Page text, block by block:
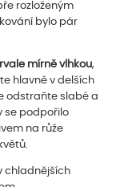
rozloženým
bylo pár
mírně vlhkou,
hlavně v delších
odstraňte slabé a
se podpořilo
na růže
chladnějších